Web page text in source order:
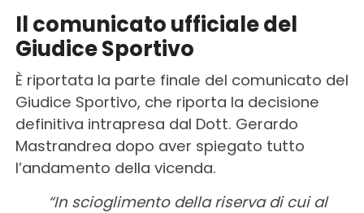
Il comunicato ufficiale del
Giudice Sportivo
È riportata la parte finale del comunicato del
Giudice Sportivo, che riporta la decisione
definitiva intrapresa dal Dott. Gerardo
Mastrandrea dopo aver spiegato tutto
l’andamento della vicenda.
“In scioglimento della riserva di cui al